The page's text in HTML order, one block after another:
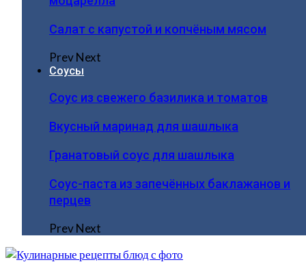
Салат с капустой и копчёным мясом
PrevNext
Соусы
Соус из свежего базилика и томатов
Вкусный маринад для шашлыка
Гранатовый соус для шашлыка
Соус-паста из запечённых баклажанов и
перцев
PrevNext